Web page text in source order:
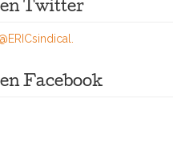
en Twitter
Facebook